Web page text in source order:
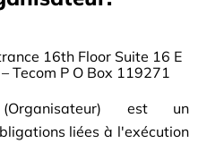
chefs de la ville.
monde entier, il y en a
vous et profitez du dîner
Dubaï avec une bande-
arabe et anglaise pour
16th Floor Suite 16 E
Tecom P O Box 119271
est un
liées à l'exécution